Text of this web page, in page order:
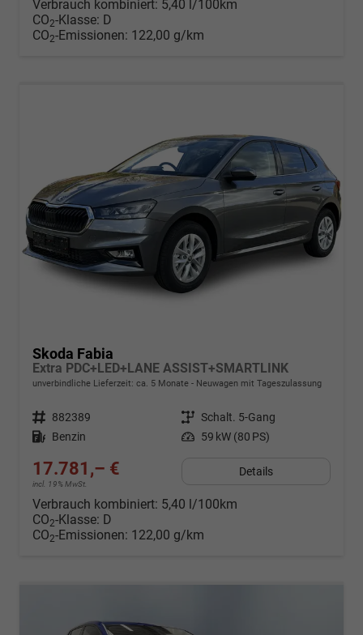
Verbrauch kombiniert: 5,40 l/100km
CO2-Klasse: D
CO2-Emissionen: 122,00 g/km
Skoda Fabia
Extra PDC+LED+LANE ASSIST+SMARTLINK
unverbindliche Lieferzeit: ca. 5 Monate Neuwagen mit Tageszulassung
Fahrzeugnr. 882389 Getriebe Schalt. 5-Gang
Kraftstoff Benzin Leistung 59 kW (80 PS)
17.781,– €
incl. 19% MwSt.
Details
Verbrauch kombiniert: 5,40 l/100km
CO2-Klasse: D
CO2-Emissionen: 122,00 g/km